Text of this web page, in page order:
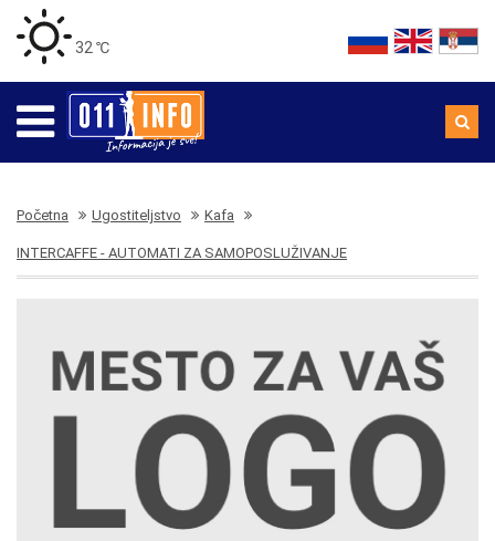
32 ℃
Početna Ugostiteljstvo Kafa
INTERCAFFE - AUTOMATI ZA SAMOPOSLUŽIVANJE